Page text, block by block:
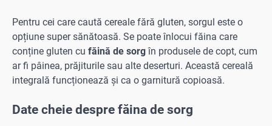
Pentru cei care caută cereale fără gluten, sorgul este o
opțiune super sănătoasă. Se poate înlocui făina care
conține gluten cu făină de sorg în produsele de copt, cum
ar fi pâinea, prăjiturile sau alte deserturi. Această cereală
integrală funcționează și ca o garnitură copioasă.
Date cheie despre făina de sorg